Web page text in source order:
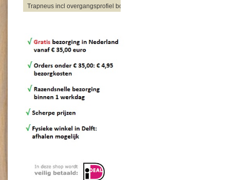
Trapneus incl overgangsprofiel bovenzijde trap